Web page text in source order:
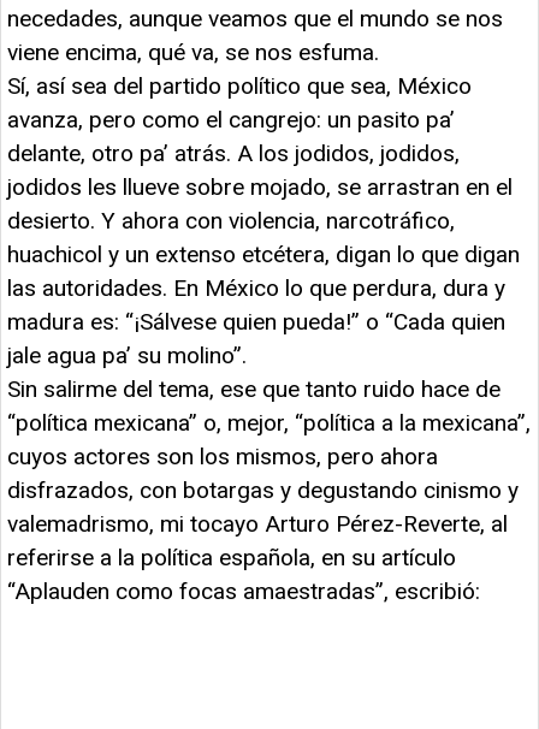
necedades, aunque veamos que el mundo se nos
viene encima, qué va, se nos esfuma.
Sí, así sea del partido político que sea, México
avanza, pero como el cangrejo: un pasito pa’
delante, otro pa’ atrás. A los jodidos, jodidos,
jodidos les llueve sobre mojado, se arrastran en el
desierto. Y ahora con violencia, narcotráfico,
huachicol y un extenso etcétera, digan lo que digan
las autoridades. En México lo que perdura, dura y
madura es: “¡Sálvese quien pueda!” o “Cada quien
jale agua pa’ su molino”.
Sin salirme del tema, ese que tanto ruido hace de
“política mexicana” o, mejor, “política a la mexicana”,
cuyos actores son los mismos, pero ahora
disfrazados, con botargas y degustando cinismo y
valemadrismo, mi tocayo Arturo Pérez-Reverte, al
referirse a la política española, en su artículo
“Aplauden como focas amaestradas”, escribió: